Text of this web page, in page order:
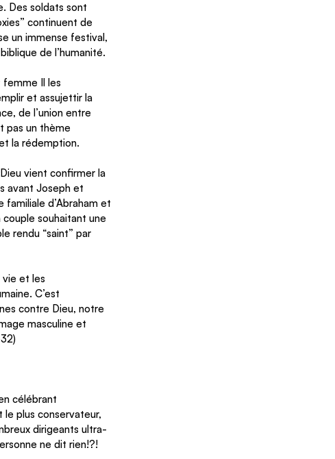
Des soldats sont
continuent de
un immense festival,
de l’humanité.
femme Il les
et assujettir la
de l’union entre
pas un thème
la rédemption.
vient confirmer la
avant Joseph et
familiale d’Abraham et
souhaitant une
rendu “saint” par
vie et les
C’est
contre Dieu, notre
masculine et
célébrant
plus conservateur,
dirigeants ultra-
ne dit rien!?!